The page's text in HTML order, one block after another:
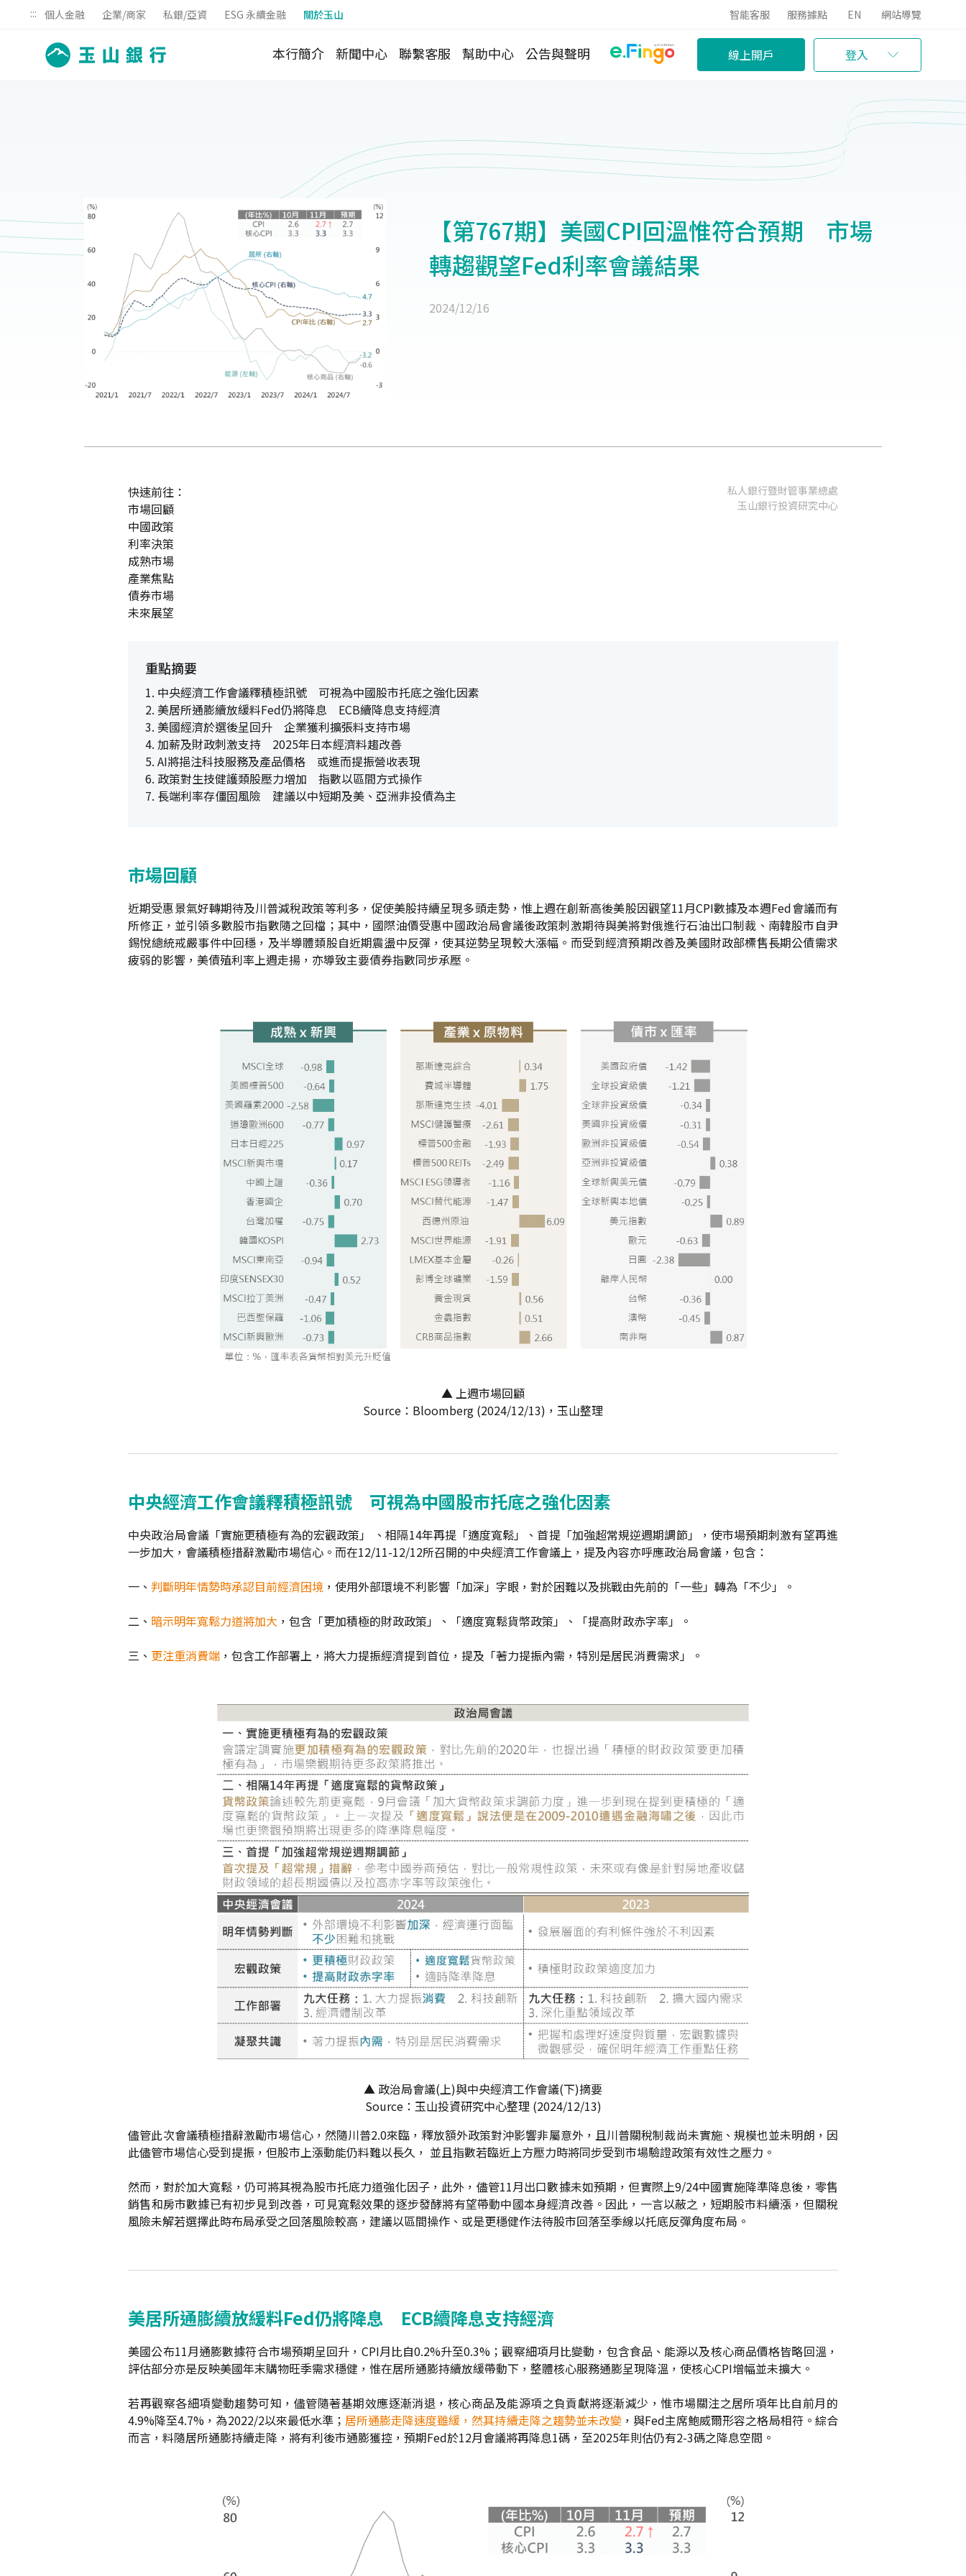
::: 個人金融 企業/商家 私銀/亞資 ESG 永續金融 關於玉山 智能客服 服務據點 EN 網站導覽
本行簡介 新聞中心 聯繫客服 幫助中心 公告與聲明 線上開戶 登入
【第767期】美國CPI回溫惟符合預期 市場
轉趨觀望Fed利率會議結果
2024/12/16
快速前往：
市場回顧
中國政策
利率決策
成熟市場
產業焦點
債券市場
未來展望
私人銀行暨財管事業總處
玉山銀行投資研究中心
重點摘要
1. 中央經濟工作會議釋積極訊號 可視為中國股市托底之強化因素
2. 美居所通膨續放緩料Fed仍將降息 ECB續降息支持經濟
3. 美國經濟於選後呈回升 企業獲利擴張料支持市場
4. 加薪及財政刺激支持 2025年日本經濟料趨改善
5. AI將挹注科技服務及產品價格 或進而提振營收表現
6. 政策對生技健護類股壓力增加 指數以區間方式操作
7. 長端利率存僵固風險 建議以中短期及美、亞洲非投債為主
市場回顧
近期受惠景氣好轉期待及川普減稅政策等利多，促使美股持續呈現多頭走勢，惟上週在創新高後美股因觀望11月CPI數據及本週Fed會議而有
所修正，並引領多數股市指數隨之回檔；其中，國際油價受惠中國政治局會議後政策刺激期待與美將對俄進行石油出口制裁、南韓股市自尹
錫悅總統戒嚴事件中回穩，及半導體類股自近期震盪中反彈，使其逆勢呈現較大漲幅。而受到經濟預期改善及美國財政部標售長期公債需求
疲弱的影響，美債殖利率上週走揚，亦導致主要債券指數同步承壓。
▲ 上週市場回顧
Source：Bloomberg (2024/12/13)，玉山整理
中央經濟工作會議釋積極訊號 可視為中國股市托底之強化因素
中央政治局會議「實施更積極有為的宏觀政策」 、相隔14年再提「適度寬鬆」、首提「加強超常規逆週期調節」，使市場預期刺激有望再進
一步加大，會議積極措辭激勵市場信心。而在12/11-12/12所召開的中央經濟工作會議上，提及內容亦呼應政治局會議，包含：
一、判斷明年情勢時承認目前經濟困境 ，使用外部環境不利影響「加深」字眼，對於困難以及挑戰由先前的「一些」轉為「不少」。
二、 暗示明年寬鬆力道將加大 ，包含「更加積極的財政政策」、「適度寬鬆貨幣政策」、「提高財政赤字率」。
三、 更注重消費端 ，包含工作部署上，將大力提振經濟提到首位，提及「著力提振內需，特別是居民消費需求」。
▲ 政治局會議(上)與中央經濟工作會議(下)摘要
Source：玉山投資研究中心整理 (2024/12/13)
儘管此次會議積極措辭激勵市場信心，然隨川普2.0來臨，釋放額外政策對沖影響非屬意外，且川普關稅制裁尚未實施、規模也並未明朗，因
此儘管市場信心受到提振，但股市上漲動能仍料難以長久， 並且指數若臨近上方壓力時將同步受到市場驗證政策有效性之壓力。
然而，對於加大寬鬆，仍可將其視為股市托底力道強化因子，此外，儘管11月出口數據未如預期，但實際上9/24中國實施降準降息後，零售
銷售和房市數據已有初步見到改善，可見寬鬆效果的逐步發酵將有望帶動中國本身經濟改善。因此，一言以蔽之，短期股市料續漲，但關稅
風險未解若選擇此時布局承受之回落風險較高，建議以區間操作、或是更穩健作法待股市回落至季線以托底反彈角度布局。
美居所通膨續放緩料Fed仍將降息 ECB續降息支持經濟
美國公布11月通膨數據符合市場預期呈回升，CPI月比自0.2%升至0.3%；觀察細項月比變動，包含食品、能源以及核心商品價格皆略回溫，
評估部分亦是反映美國年末購物旺季需求穩健，惟在居所通膨持續放緩帶動下，整體核心服務通膨呈現降溫，使核心CPI增幅並未擴大。
若再觀察各細項變動趨勢可知，儘管隨著基期效應逐漸消退，核心商品及能源項之負貢獻將逐漸減少，惟市場關注之居所項年比自前月的
4.9%降至4.7%，為2022/2以來最低水準； 居所通膨走降速度雖緩，然其持續走降之趨勢並未改變 ，與Fed主席鮑威爾形容之格局相符。綜合
而言，料隨居所通膨持續走降，將有利後市通膨獲控，預期Fed於12月會議將再降息1碼，至2025年則估仍有2-3碼之降息空間。